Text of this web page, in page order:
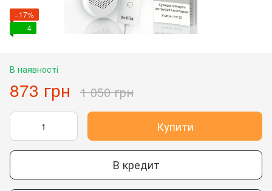
−17%
4
В наявності
873 грн 1 050 грн
Купити
В кредит